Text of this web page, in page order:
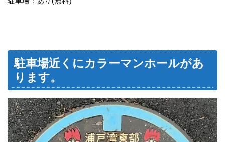
駐車場近くにカラーマンホールがあ
ります。